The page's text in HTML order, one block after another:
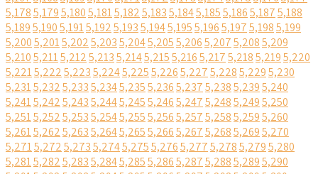
5,1785,1795,1805,1815,1825,1835,1845,1855,1865,1875,188
5,1895,1905,1915,1925,1935,1945,1955,1965,1975,1985,199
5,2005,2015,2025,2035,2045,2055,2065,2075,2085,209
5,2105,2115,2125,2135,2145,2155,2165,2175,2185,2195,220
5,2215,2225,2235,2245,2255,2265,2275,2285,2295,230
5,2315,2325,2335,2345,2355,2365,2375,2385,2395,240
5,2415,2425,2435,2445,2455,2465,2475,2485,2495,250
5,2515,2525,2535,2545,2555,2565,2575,2585,2595,260
5,2615,2625,2635,2645,2655,2665,2675,2685,2695,270
5,2715,2725,2735,2745,2755,2765,2775,2785,2795,280
5,2815,2825,2835,2845,2855,2865,2875,2885,2895,290